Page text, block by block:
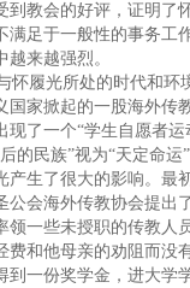
到教会的好评，证明了
满足于一般性的事务工
来越强烈。
履光所处的时代和环
国家掀起的一股海外传
现了一个“学生自愿者
的民族”视为“天定命运
产生了很大的影响。最
公会海外传教协会提出
领一些未授职的传教人
费和他母亲的劝阻而没
到一份奖学金，进大学